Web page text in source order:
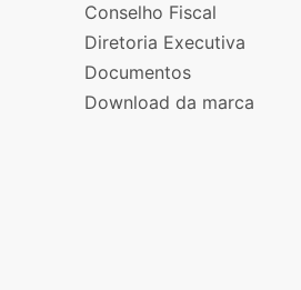
Conselho Fiscal
Diretoria Executiva
Documentos
Download da marca